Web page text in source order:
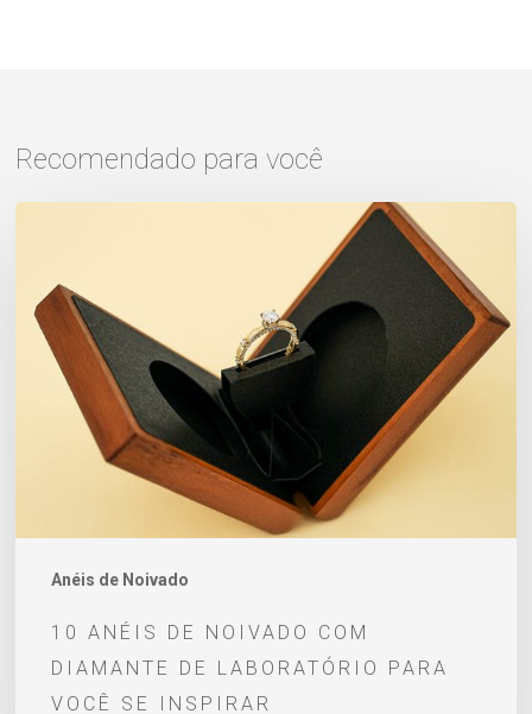
Recomendado para você
Anéis de Noivado
noivado
diamante
laboratório
você
10 ANÉIS DE NOIVADO COM
DIAMANTE DE LABORATÓRIO PARA
VOCÊ SE INSPIRAR